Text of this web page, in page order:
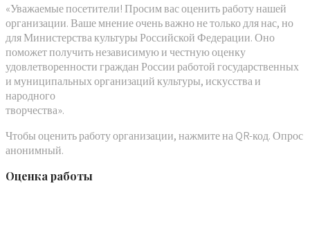
«Уважаемые посетители! Просим вас оценить работу нашей
организации. Ваше мнение очень важно не только для нас, но
для Министерства культуры Российской Федерации. Оно
поможет получить независимую и честную оценку
удовлетворенности граждан России работой государственных
и муниципальных организаций культуры, искусства и
народного
творчества».
Чтобы оценить работу организации, нажмите на QR-код. Опрос
анонимный.
Оценка работы